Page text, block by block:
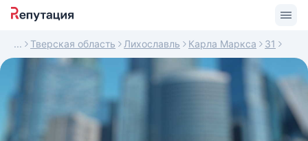
Тверская область Лихославль Карла Маркса 31